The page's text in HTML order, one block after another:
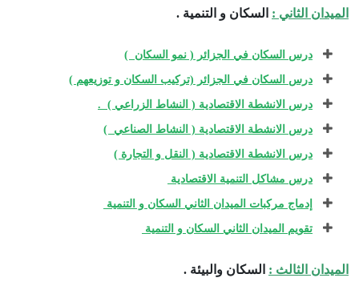
الميدان الثاني : السكان و التنمية .
درس السكان في الجزائر ( نمو السكان )
درس السكان في الجزائر (تركيب السكان و توزيعهم )
درس الانشطة الاقتصادية ( النشاط الزراعي ) .
درس الانشطة الاقتصادية ( النشاط الصناعي )
درس الانشطة الاقتصادية ( النقل و التجارة )
درس مشاكل التنمية الاقتصادية
إدماج مركبات الميدان الثاني السكان و التنمية
تقويم الميدان الثاني السكان و التنمية
الميدان الثالث : السكان والبيئة .